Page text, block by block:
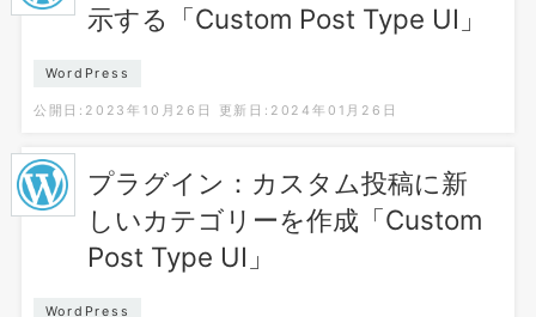
示する「Custom Post Type UI」
WordPress
公開日:2023年10月26日 更新日:2024年01月26日
プラグイン：カスタム投稿に新
しいカテゴリーを作成「Custom
Post Type UI」
WordPress